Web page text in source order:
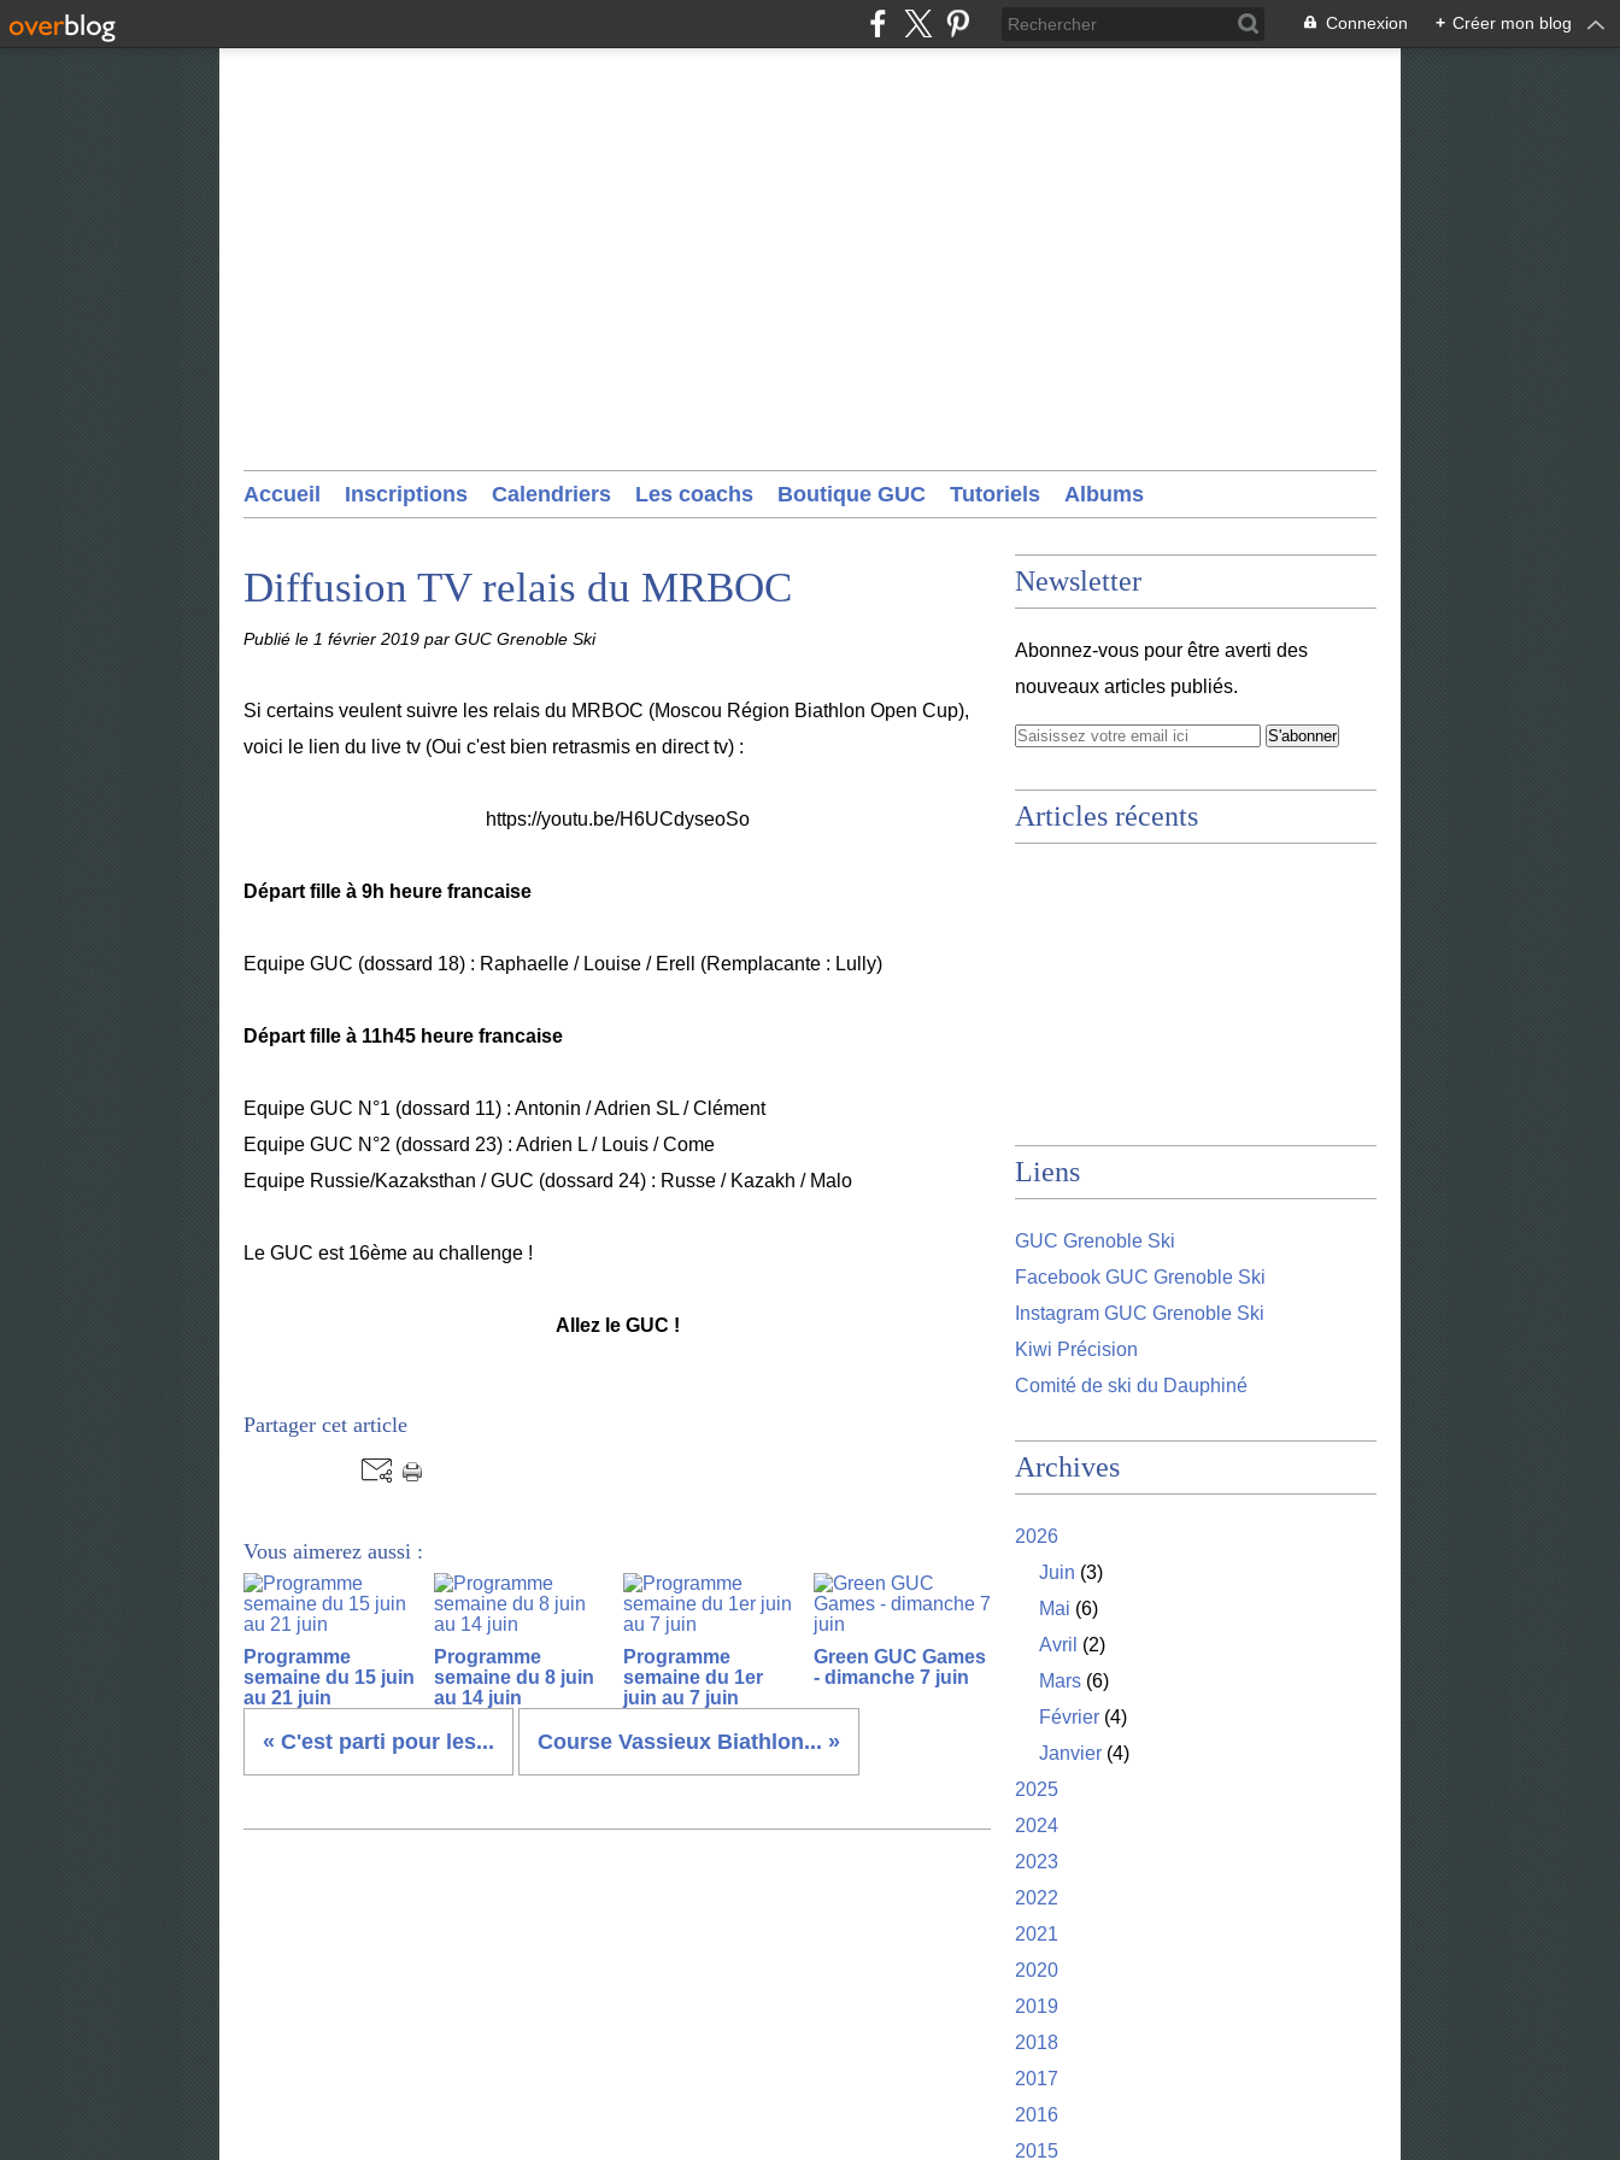
Connexion + Créer mon blog
Accueil Inscriptions Calendriers Les coachs Boutique GUC Tutoriels Albums
Diffusion TV relais du MRBOC
Publié le 1 février 2019 par GUC Grenoble Ski
Si certains veulent suivre les relais du MRBOC (Moscou Région Biathlon Open Cup),
voici le lien du live tv (Oui c'est bien retrasmis en direct tv) :
https://youtu.be/H6UCdyseoSo
Départ fille à 9h heure francaise
Equipe GUC (dossard 18) : Raphaelle / Louise / Erell (Remplacante : Lully)
Départ fille à 11h45 heure francaise
Equipe GUC N°1 (dossard 11) : Antonin / Adrien SL / Clément
Equipe GUC N°2 (dossard 23) : Adrien L / Louis / Come
Equipe Russie/Kazaksthan / GUC (dossard 24) : Russe / Kazakh / Malo
Le GUC est 16ème au challenge !
Allez le GUC !
Partager cet article
Vous aimerez aussi :
Programme
semaine du 15 juin
au 21 juin
Programme
semaine du 8 juin
au 14 juin
Programme
semaine du 1er
juin au 7 juin
Green GUC Games
- dimanche 7 juin
« C'est parti pour les... Course Vassieux Biathlon... »
Newsletter
Abonnez-vous pour être averti des
nouveaux articles publiés.
Articles récents
Liens
GUC Grenoble Ski
Facebook GUC Grenoble Ski
Instagram GUC Grenoble Ski
Kiwi Précision
Comité de ski du Dauphiné
Archives
2026
Juin (3)
Mai (6)
Avril (2)
Mars (6)
Février (4)
Janvier (4)
2025
2024
2023
2022
2021
2020
2019
2018
2017
2016
2015